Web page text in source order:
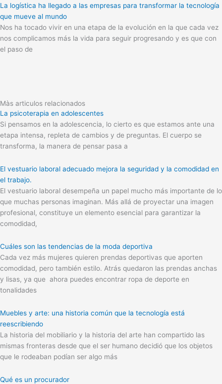
La logística ha llegado a las empresas para transformar la tecnología
que mueve al mundo
Nos ha tocado vivir en una etapa de la evolución en la que cada vez
nos complicamos más la vida para seguir progresando y es que con
el paso de
Màs articulos relacionados
La psicoterapia en adolescentes
Si pensamos en la adolescencia, lo cierto es que estamos ante una
etapa intensa, repleta de cambios y de preguntas. El cuerpo se
transforma, la manera de pensar pasa a
El vestuario laboral adecuado mejora la seguridad y la comodidad en
el trabajo.
El vestuario laboral desempeña un papel mucho más importante de lo
que muchas personas imaginan. Más allá de proyectar una imagen
profesional, constituye un elemento esencial para garantizar la
comodidad,
Cuáles son las tendencias de la moda deportiva
Cada vez más mujeres quieren prendas deportivas que aporten
comodidad, pero también estilo. Atrás quedaron las prendas anchas
y lisas, ya que ahora puedes encontrar ropa de deporte en
tonalidades
Muebles y arte: una historia común que la tecnología está
reescribiendo
La historia del mobiliario y la historia del arte han compartido las
mismas fronteras desde que el ser humano decidió que los objetos
que le rodeaban podían ser algo más
Qué es un procurador